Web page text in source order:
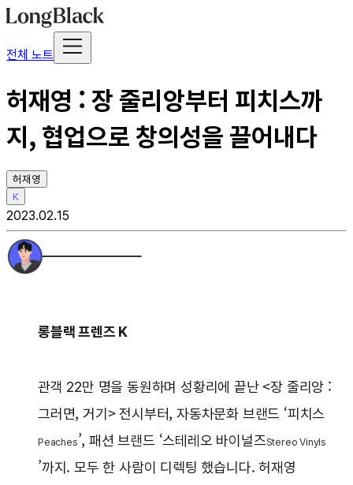
전체 노트
허재영 : 장 줄리앙부터 피치스까
지, 협업으로 창의성을 끌어내다
허재영
K
2023.02.15
롱블랙 프렌즈 K
관객 22만 명을 동원하며 성황리에 끝난 <장 줄리앙 :
그러면, 거기> 전시부터, 자동차문화 브랜드 ‘피치스
Peaches’, 패션 브랜드 ‘스테레오 바이널즈Stereo Vinyls
’까지. 모두 한 사람이 디렉팅 했습니다. 허재영